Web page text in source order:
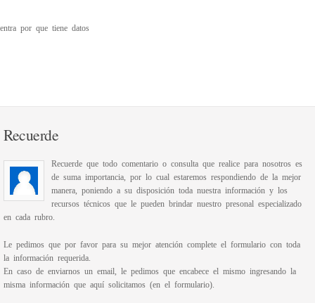
entra por que tiene datos
Recuerde
Recuerde que todo comentario o consulta que realice para nosotros es
de suma importancia, por lo cual estaremos respondiendo de la mejor
manera, poniendo a su disposición toda nuestra información y los
recursos técnicos que le pueden brindar nuestro presonal especializado
en cada rubro.
Le pedimos que por favor para su mejor atención complete el formulario con toda
la información requerida.
En caso de enviarnos un email, le pedimos que encabece el mismo ingresando la
misma información que aquí solicitamos (en el formulario).